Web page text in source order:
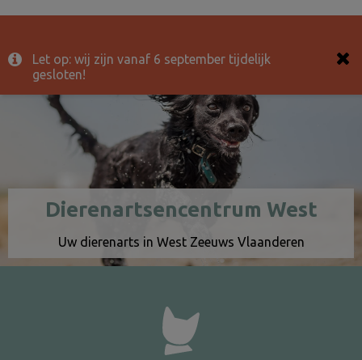
Let op: wij zijn vanaf 6 september tijdelijk
gesloten!
Dierenartsencentrum West
Uw dierenarts in West Zeeuws Vlaanderen